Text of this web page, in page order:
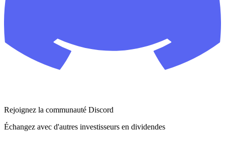
Rejoignez la communauté Discord
Échangez avec d'autres investisseurs en dividendes